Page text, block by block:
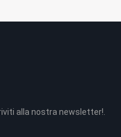
alla nostra newsletter!.